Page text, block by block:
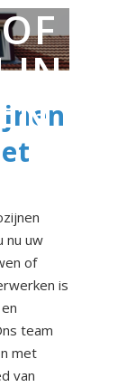
IN
nu uw
of
is
team
met
van